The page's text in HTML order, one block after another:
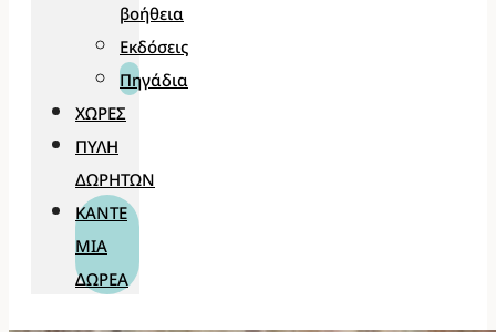
βοήθεια
Εκδόσεις
Πηγάδια
ΧΏΡΕΣ
ΠΎΛΗ
ΔΩΡΗΤΏΝ
ΚΆΝΤΕ
ΜΊΑ
ΔΩΡΕΆ